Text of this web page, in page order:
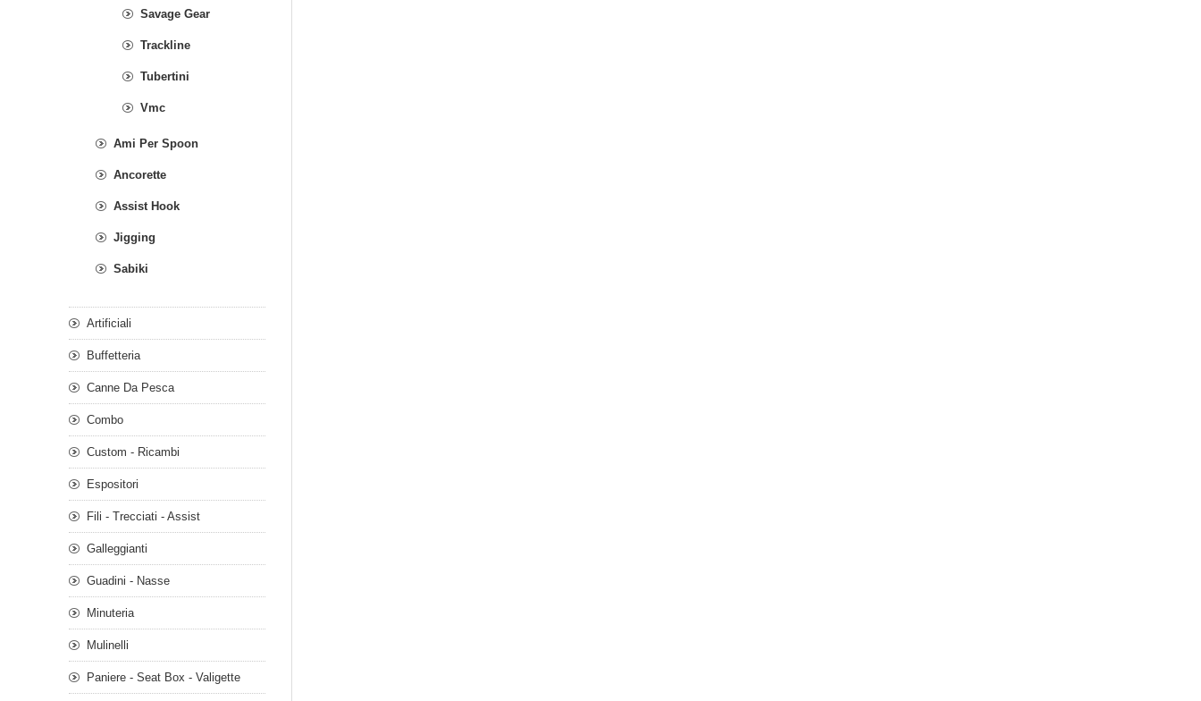
Savage Gear
Trackline
Tubertini
Vmc
Ami Per Spoon
Ancorette
Assist Hook
Jigging
Sabiki
Artificiali
Buffetteria
Canne Da Pesca
Combo
Custom - Ricambi
Espositori
Fili - Trecciati - Assist
Galleggianti
Guadini - Nasse
Minuteria
Mulinelli
Paniere - Seat Box - Valigette